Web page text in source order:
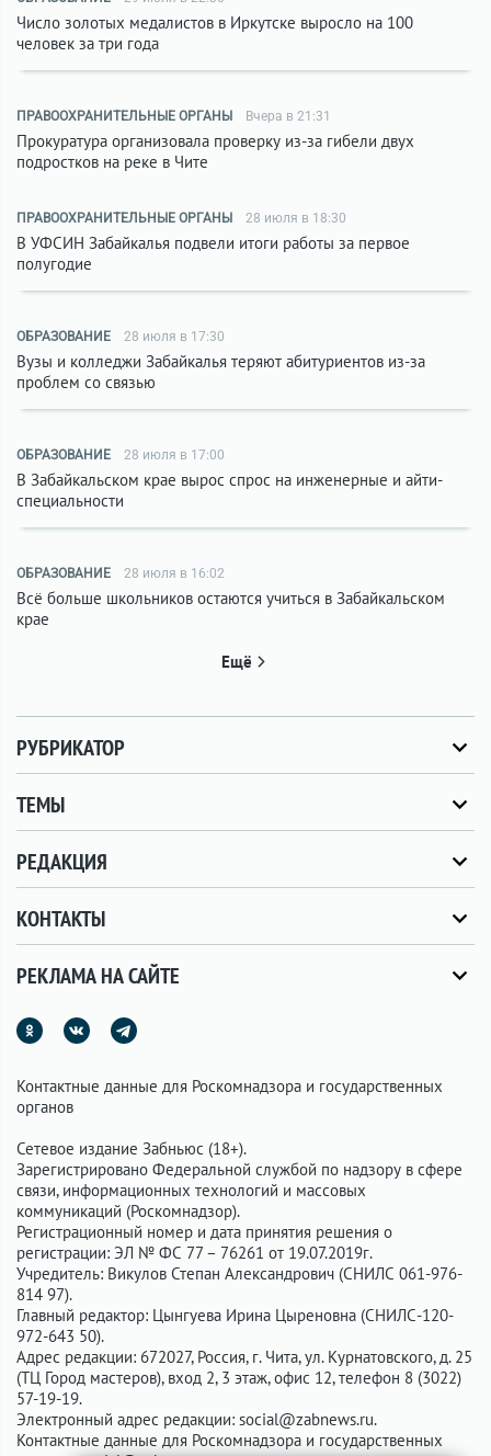
Число золотых медалистов в Иркутске выросло на 100
человек за три года
ПРАВООХРАНИТЕЛЬНЫЕ ОРГАНЫ Вчера в 21:31
Прокуратура организовала проверку из-за гибели двух
подростков на реке в Чите
ПРАВООХРАНИТЕЛЬНЫЕ ОРГАНЫ 28 июля в 18:30
В УФСИН Забайкалья подвели итоги работы за первое
полугодие
ОБРАЗОВАНИЕ 28 июля в 17:30
Вузы и колледжи Забайкалья теряют абитуриентов из-за
проблем со связью
ОБРАЗОВАНИЕ 28 июля в 17:00
В Забайкальском крае вырос спрос на инженерные и айти-
специальности
ОБРАЗОВАНИЕ 28 июля в 16:02
Всё больше школьников остаются учиться в Забайкальском
крае
Ещё
РУБРИКАТОР
ТЕМЫ
РЕДАКЦИЯ
КОНТАКТЫ
РЕКЛАМА НА САЙТЕ
Контактные данные для Роскомнадзора и государственных
органов
Сетевое издание Забньюс (18+).
Зарегистрировано Федеральной службой по надзору в сфере
связи, информационных технологий и массовых
коммуникаций (Роскомнадзор).
Регистрационный номер и дата принятия решения о
регистрации: ЭЛ № ФС 77 – 76261 от 19.07.2019г.
Учредитель: Викулов Степан Александрович (СНИЛС 061-976-
814 97).
Главный редактор: Цынгуева Ирина Цыреновна (СНИЛС-120-
972-643 50).
Адрес редакции: 672027, Россия, г. Чита, ул. Курнатовского, д. 25
(ТЦ Город мастеров), вход 2, 3 этаж, офис 12, телефон 8 (3022)
57-19-19.
Электронный адрес редакции: social@zabnews.ru.
Контактные данные для Роскомнадзора и государственных